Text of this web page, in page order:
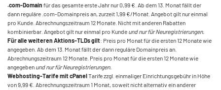
.com-Domain für das gesamte erste Jahr nur 0,99 €. Ab dem 13. Monat fällt der
dann reguläre .com-Domainpreis an, zurzeit 1,99 €/Monat. Angebot gilt nur einmal
pro Kunde. Abrechnungszeitraum 12 Monate. Nicht mit anderen Rabatten
kombinierbar. Angebot gilt nur einmal pro Kunde und nur für Neuregistrierungen.
Für alle weiteren Aktions-TLDs gilt: Preis pro Monat für die ersten 12 Monate wie
angegeben. Ab dem 13. Monat fällt der dann reguläre Domainpreis an.
Abrechnungszeitraum 12 Monate. Preis pro Monat für die ersten 12 Monate wie
angegeben und nur für Neuregistrierungen.
Webhosting-Tarife mit cPanelTarife zzgl. einmaliger Einrichtungsgebühr in Höhe
von 9,99 €. Abrechnungszeitraum 1 Monat, soweit nicht alternativ ein anderer